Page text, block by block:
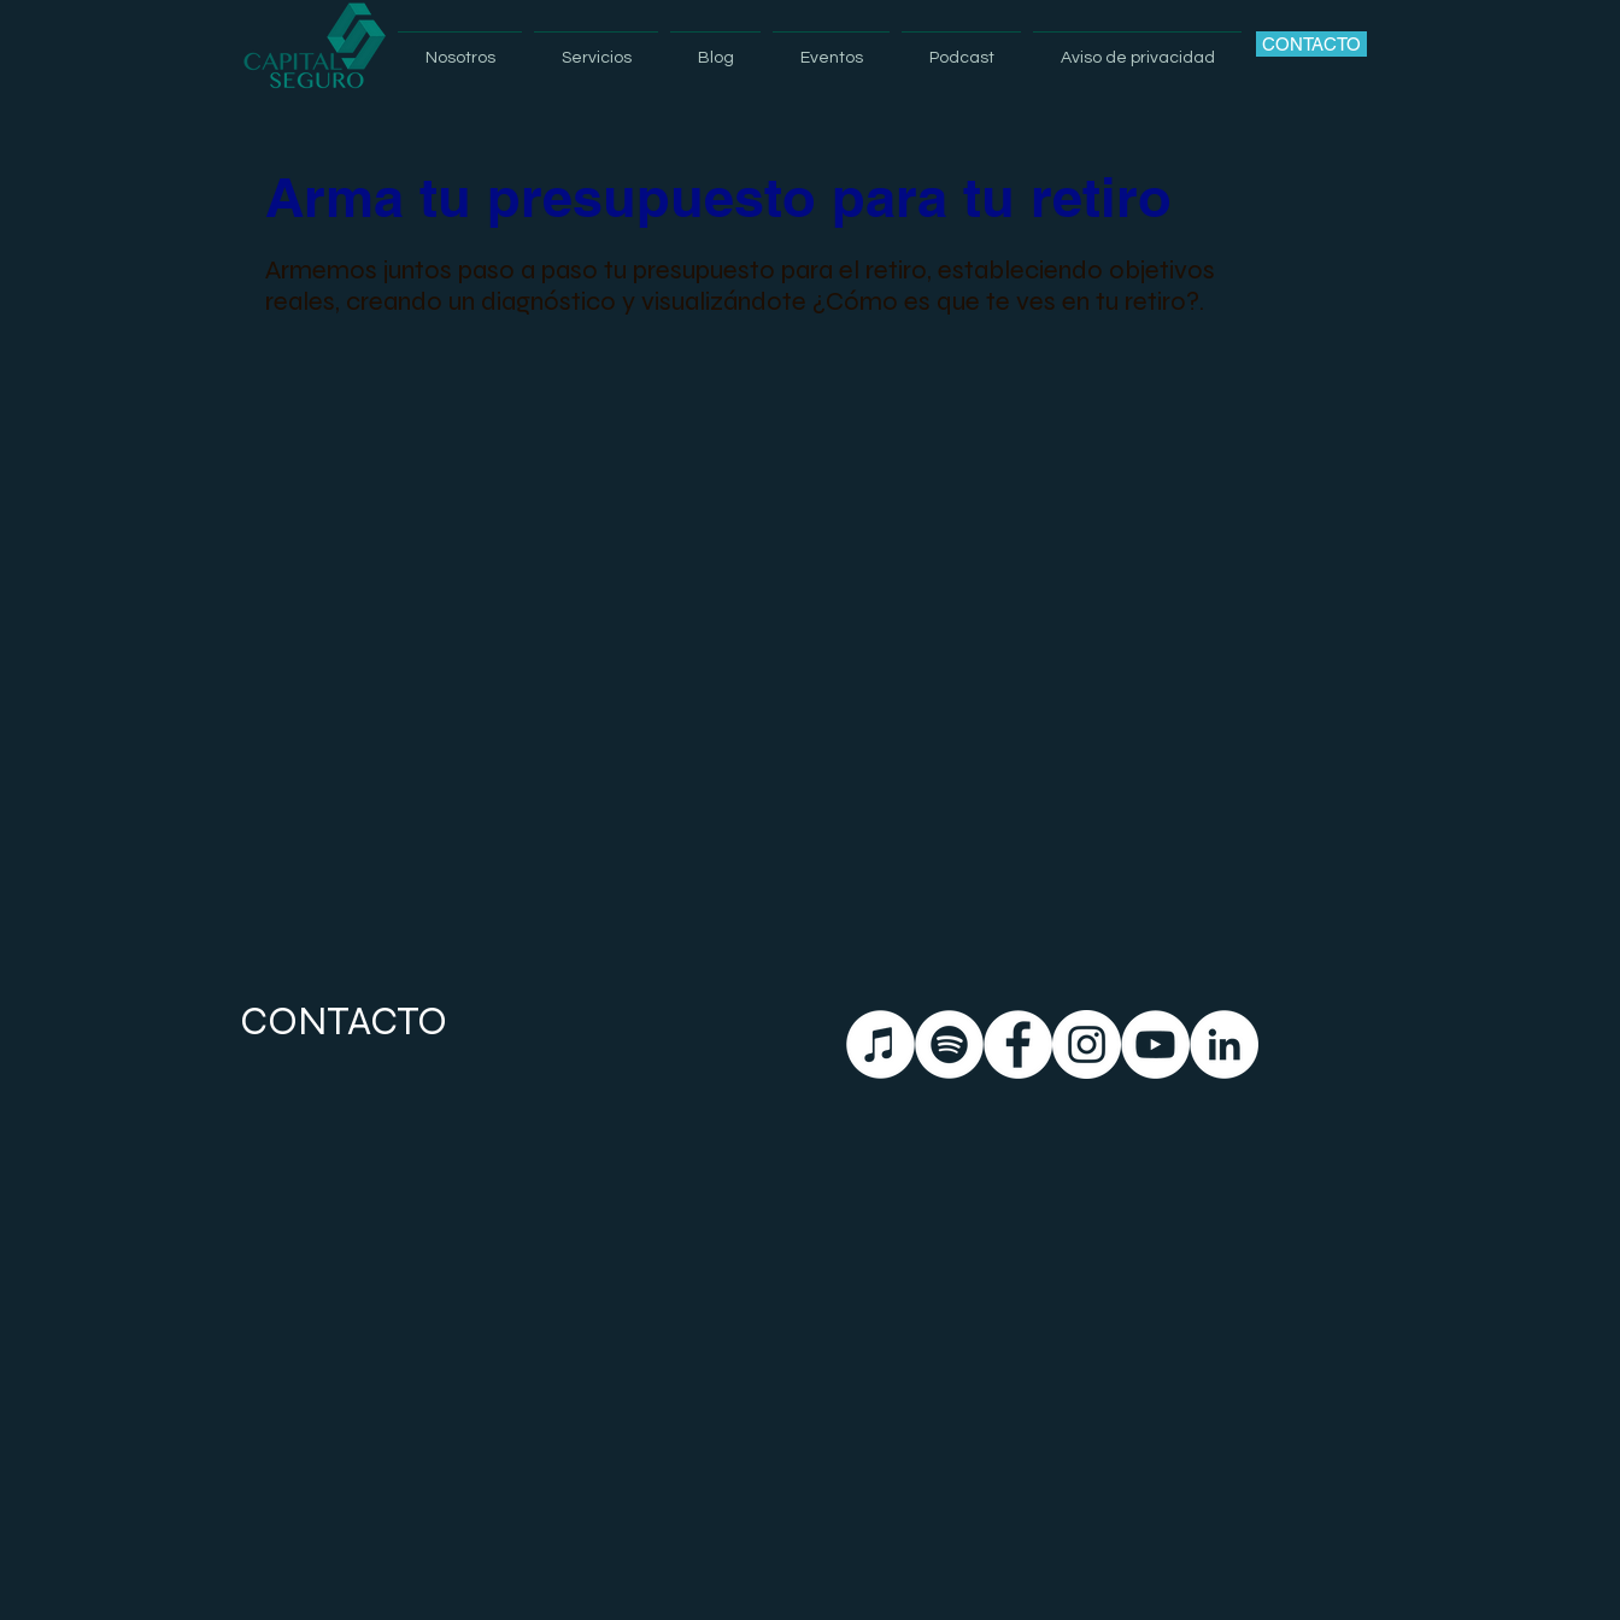
Nosotros Servicios Blog Eventos Podcast Aviso de privacidad
CONTACTO
Arma tu presupuesto para tu retiro
Armemos juntos paso a paso tu presupuesto para el retiro, estableciendo objetivos
reales, creando un diagnóstico y visualizándote ¿Cómo es que te ves en tu retiro?.
CONTACTO